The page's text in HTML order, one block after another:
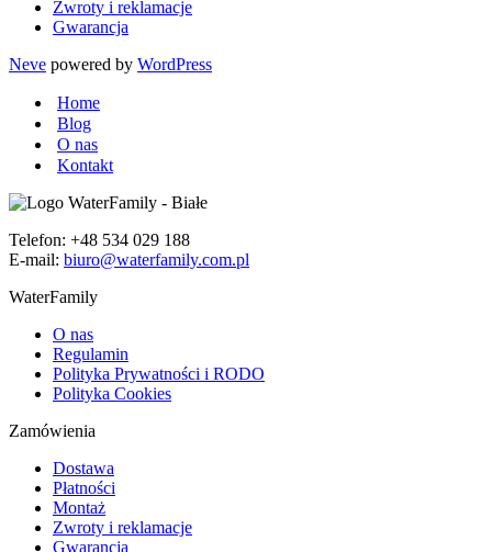
Zwroty i reklamacje
Gwarancja
Neve powered by WordPress
Home
Blog
O nas
Kontakt
Telefon: +48 534 029 188
E-mail: biuro@waterfamily.com.pl
WaterFamily
O nas
Regulamin
Polityka Prywatności i RODO
Polityka Cookies
Zamówienia
Dostawa
Płatności
Montaż
Zwroty i reklamacje
Gwarancja